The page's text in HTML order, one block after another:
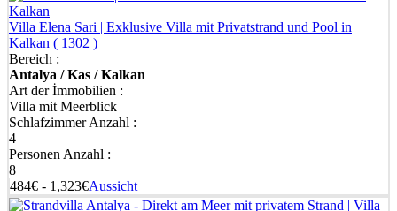
Villa Elena Sari | Exklusive Villa mit Privatstrand und Pool in
Kalkan ( 1302 )
Bereich :
Antalya / Kas / Kalkan
Art der İmmobilien :
Villa mit Meerblick
Schlafzimmer Anzahl :
4
Personen Anzahl :
8
484€ - 1,323€Aussicht